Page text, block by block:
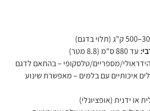
עד 880 ס"מ (8.8 מטר)
הידראולי/מספריים/טלסקופי – בהתאם לדגם
איכותיים עם בלמים – מאפשרת שינוע
או ידנית (אופציונלי)